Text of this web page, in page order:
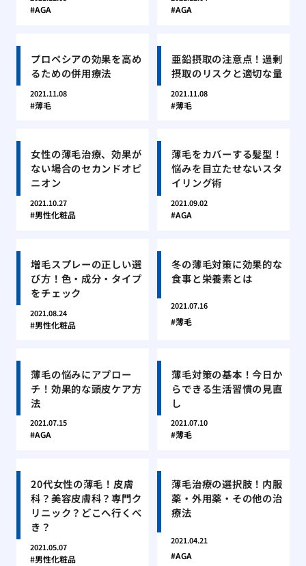
AGA AGA
プロペシアの効果を高め
るための併用療法
2021.11.08
薄毛
亜鉛摂取の注意点！過剰
摂取のリスクと適切な量
2021.11.08
薄毛
女性の薄毛治療、効果が
ない場合のセカンドオピ
ニオン
2021.10.27
男性化粧品
薄毛をカバーする髪型！
悩みを目立たせないスタ
イリング術
2021.09.02
AGA
増毛スプレーの正しい選
び方！色・成分・タイプ
をチェック
2021.08.24
男性化粧品
冬の薄毛対策に効果的な
食事と栄養素とは
2021.07.16
薄毛
薄毛の悩みにアプロー
チ！効果的な頭皮ケア方
法
2021.07.15
AGA
薄毛対策の基本！今日か
らできる生活習慣の見直
し
2021.07.10
薄毛
20代女性の薄毛！皮膚
科？美容皮膚科？専門ク
リニック？どこへ行くべ
き？
2021.05.07
男性化粧品
薄毛治療の選択肢！内服
薬・外用薬・その他の治
療法
2021.04.21
AGA